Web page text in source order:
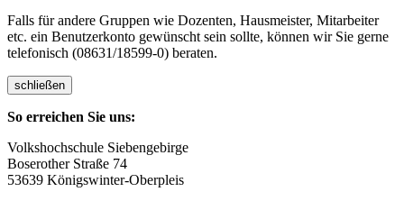
Falls für andere Gruppen wie Dozenten, Hausmeister, Mitarbeiter
etc. ein Benutzerkonto gewünscht sein sollte, können wir Sie gerne
telefonisch (08631/18599-0) beraten.
schließen
So erreichen Sie uns:
Volkshochschule Siebengebirge
Boserother Straße 74
53639 Königswinter-Oberpleis